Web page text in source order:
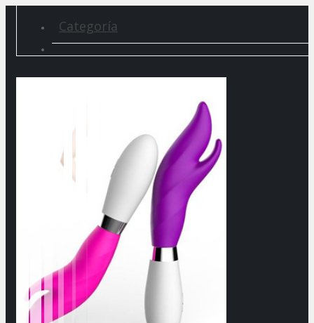
Categoría